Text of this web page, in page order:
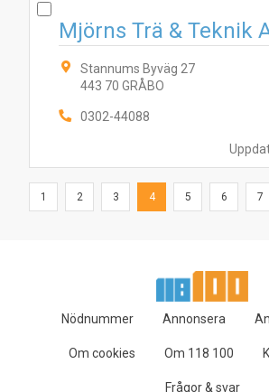
Mjörns Trä & Teknik
Stannums Byväg 27
443 70 GRÅBO
0302-44088
1 2 3 4 5 6 7
Nödnummer Annonsera
Om cookies Om 118 100
Frågor & svar